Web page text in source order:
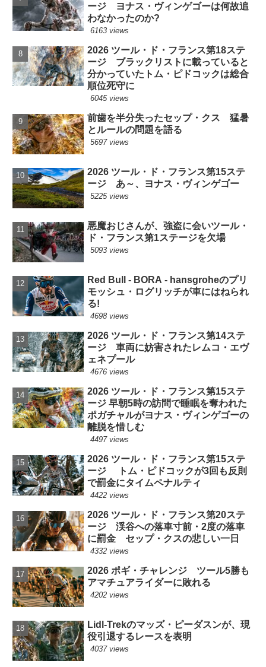
ージ ヨナス・ヴィンゲゴーは何故追
わなかったのか?
6163 views
2026 ツール・ド・フランス第18ステ
ージ ブラックリストに載っていると
分かっていたトム・ピドコックは総合
順位死守に
6045 views
前歯を半分失ったセップ・クス 猛暑
とルールの問題を語る
5697 views
2026 ツール・ド・フランス第15ステ
ージ あ～、ヨナス・ヴィンゲゴー
5225 views
悪魔おじさんが、強盗に会いツール・
ド・フランス第1ステージを欠場
5093 views
Red Bull - BORA - hansgroheのプリ
モッシュ・ログリッチが車にはねられ
る!
4698 views
2026 ツール・ド・フランス第14ステ
ージ 車両に妨害されたレムコ・エヴ
ェネプール
4676 views
2026 ツール・ド・フランス第15ステ
ージ 早朝5時の訪問で睡眠を奪われた
ポガチャルがヨナス・ヴィンゲゴーの
離脱を惜しむ
4497 views
2026 ツール・ド・フランス第15ステ
ージ トム・ピドコックが3回も反則
で罰金にタイムペナルティ
4422 views
2026 ツール・ド・フランス第20ステ
ージ 渓谷への落車寸前・2度の落車
に罰金 セップ・クスの悲しい一日
4332 views
2026 ポギ・チャレンジ ツール5勝も
アマチュアライダーに敗れる
4202 views
Lidl-Trekのマッズ・ピーダスンが、現
役引退するレースを表明
4037 views